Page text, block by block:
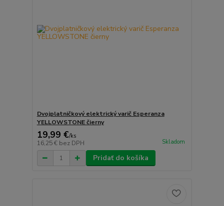
Dvojplatničkový elektrický varič Esperanza
YELLOWSTONE čierny
19,99 €/ks
16,25 € bez DPH Skladom
Pridať do košíka